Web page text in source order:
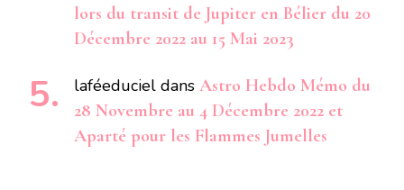
lors du transit de Jupiter en Bélier du 20
Décembre 2022 au 15 Mai 2023
laféeduciel dans Astro Hebdo Mémo du
28 Novembre au 4 Décembre 2022 et
Aparté pour les Flammes Jumelles